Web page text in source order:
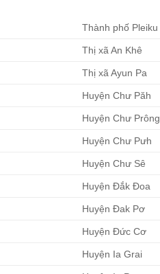
Thành phố Pleiku
Thị xã An Khê
Thị xã Ayun Pa
Huyện Chư Păh
Huyện Chư Prông
Huyện Chư Pưh
Huyện Chư Sê
Huyện Đắk Đoa
Huyện Đak Pơ
Huyện Đức Cơ
Huyện Ia Grai